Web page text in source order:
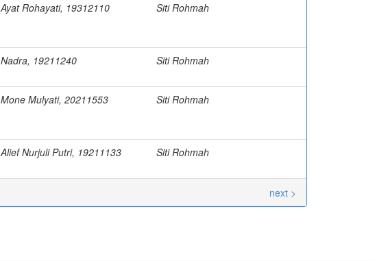
Ayat Rohayati, 19312110 Siti Rohmah
Nadra, 19211240 Siti Rohmah
Mone Mulyati, 20211553 Siti Rohmah
Alief Nurjuli Putri, 19211133 Siti Rohmah
next >